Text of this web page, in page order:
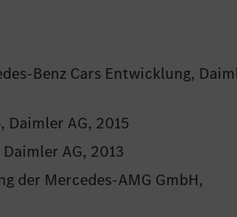
Benz Cars Entwicklung,
AG, 2015
AG, 2013
der Mercedes-AMG GmbH,